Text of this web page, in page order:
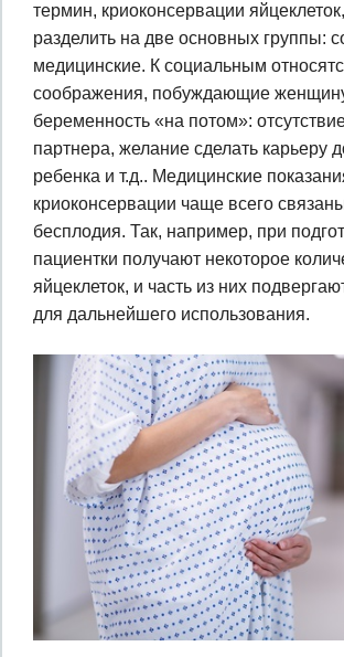
термин, криоконсервации
разделить на две основных группы:
медицинские. К социальным
соображения, побуждающие
беременность «на потом»:
партнера, желание сделать карьеру
ребенка и т.д.. Медицинские
криоконсервации чаще всего
бесплодия. Так, например, при
пациентки получают некоторое
яйцеклеток, и часть из них
для дальнейшего использования.